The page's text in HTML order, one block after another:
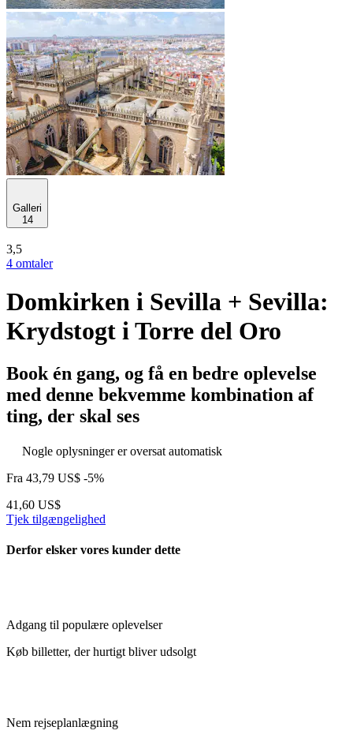
Galleri
14
3,5
4 omtaler
Domkirken i Sevilla + Sevilla:
Krydstogt i Torre del Oro
Book én gang, og få en bedre oplevelse
med denne bekvemme kombination af
ting, der skal ses
Nogle oplysninger er oversat automatisk
Fra 43,79 US$ -5%
41,60 US$
Tjek tilgængelighed
Derfor elsker vores kunder dette
Adgang til populære oplevelser
Køb billetter, der hurtigt bliver udsolgt
Nem rejseplanlægning